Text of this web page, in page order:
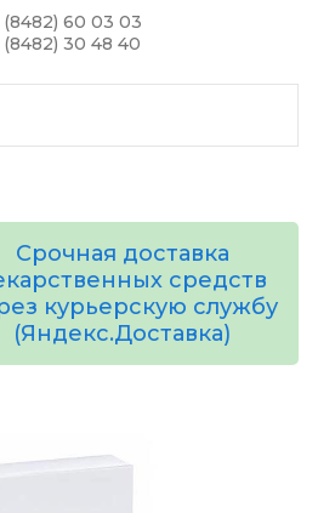
(8482) 60 03 03
(8482) 30 48 40
Срочная доставка
средств
курьерскую службу
(Яндекс.Доставка)